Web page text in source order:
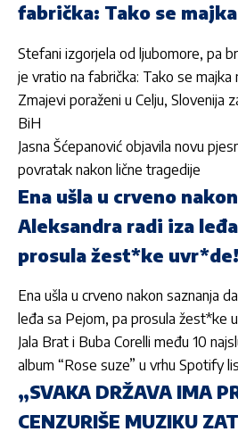
fabrička: Tako se
Stefani izgorjela od ljubomore, pa
je vratio na fabrička: Tako se majka
Zmajevi poraženi u Celju, Slovenija
BiH
Jasna Šćepanović objavila novu
povratak nakon lične tragedije
Ena ušla u crveno
Aleksandra radi iza
prosula žest*ke uvr*de!
Ena ušla u crveno nakon saznanja
leđa sa Pejom, pa prosula žest*ke
Jala Brat i Buba Corelli među 10
album “Rose suze” u vrhu Spotify
„SVAKA DRŽAVA IMA
CENZURIŠE MUZIKU